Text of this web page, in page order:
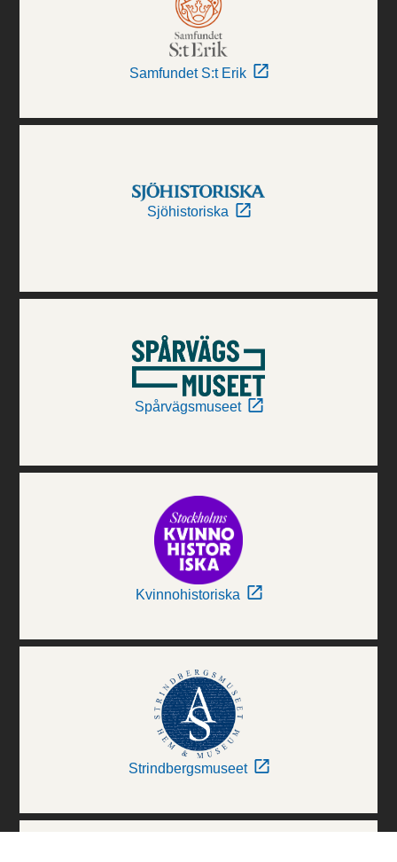
Samfundet S:t Erik
Sjöhistoriska
Spårvägsmuseet
Kvinnohistoriska
Strindbergsmuseet